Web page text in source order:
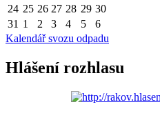
24 25 26 27 28 29 30
31 1 2 3 4 5
6
Kalendář svozu odpadu
Hlášení rozhlasu